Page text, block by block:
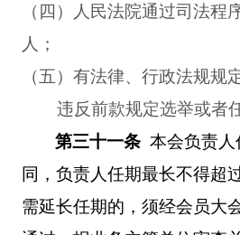
（四）人民法院通过司法程
人；
（五）有法律、行政法规规
违反前款规定选举或者
第三十一条 本会负责
同，负责人任期最长不得超
需延长任期的，须经会员大